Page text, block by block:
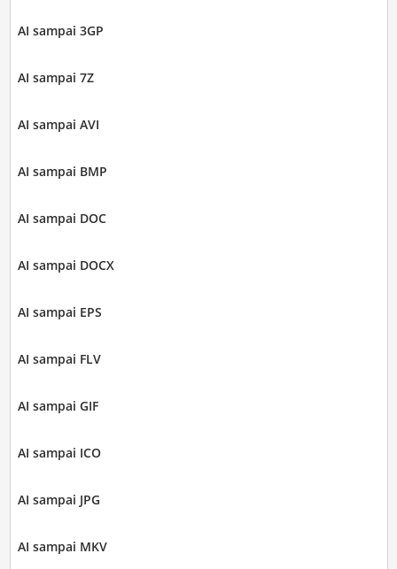
AI sampai 3GP
AI sampai 7Z
AI sampai AVI
AI sampai BMP
AI sampai DOC
AI sampai DOCX
AI sampai EPS
AI sampai FLV
AI sampai GIF
AI sampai ICO
AI sampai JPG
AI sampai MKV